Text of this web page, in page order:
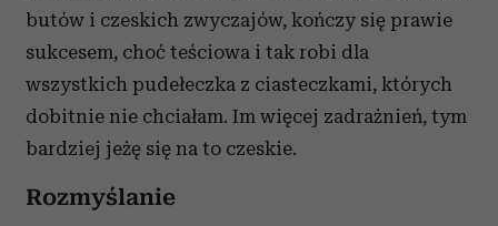
butów i czeskich zwyczajów, kończy się prawie
sukcesem, choć teściowa i tak robi dla
wszystkich pudełeczka z ciasteczkami, których
dobitnie nie chciałam. Im więcej zadrażnień, tym
bardziej jeżę się na to czeskie.
Rozmyślanie